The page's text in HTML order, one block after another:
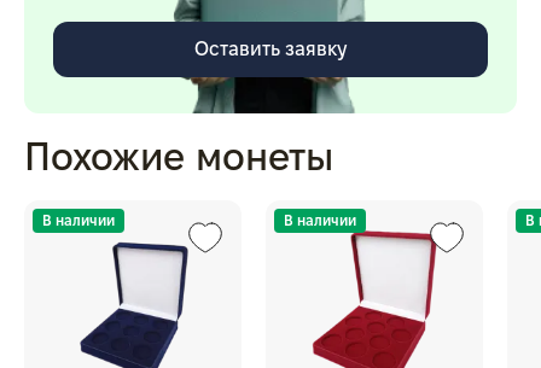
Оставить заявку
Похожие монеты
В наличии В наличии В